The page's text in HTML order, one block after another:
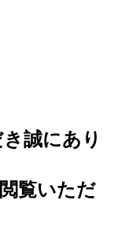
誠にあり
覧いただ